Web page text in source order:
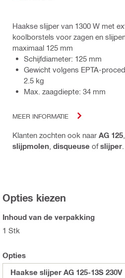
Haakse slijper van 1300 W met
koolborstels voor zagen en
maximaal 125 mm
Schijfdiameter: 125 mm
Gewicht volgens EPTA-
2.5 kg
Max. zaagdiepte: 34 mm
MEER INFORMATIE
Klanten zochten ook naar AG 125
slijpmolen disqueuse ofslijper
Opties kiezen
Inhoud van de verpakking
1 Stk
Opties
Haakse slijper AG 125-13S 230V